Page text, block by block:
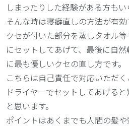
しまったりした経験がある方もい
そんな時は寝癖直しの方法が有効
クセが付いた部分を蒸しタオル
にセットしてあげて、最後に自
に最も優しいクセの直し方です。
こちらは自己責任で対応いただ
ドライヤーでセットしてあげる
と思います。
ポイントはあくまでも人間の髪